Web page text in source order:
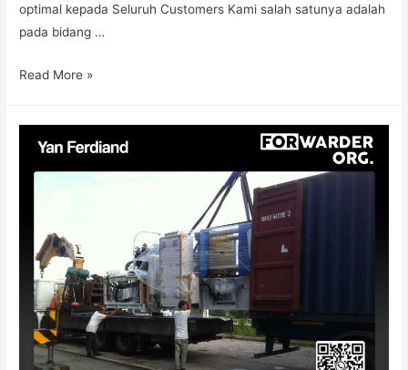
optimal kepada Seluruh Customers Kami salah satunya adalah
pada bidang …
Read More »